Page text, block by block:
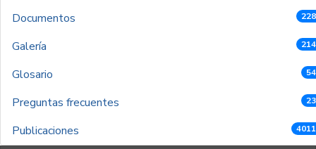
Documentos
Galería
Glosario
Preguntas frecuentes
Publicaciones